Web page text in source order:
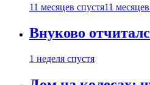
11 месяцев спустя11
Внуково
1 неделя спустя